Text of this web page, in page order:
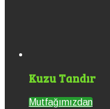
Kuzu Tandır
Mutfağımızdan